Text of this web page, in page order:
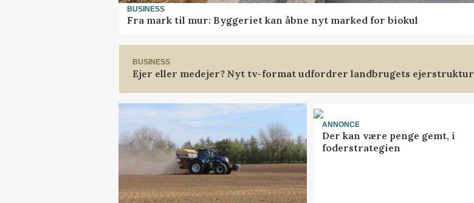
BUSINESS
Fra mark til mur: Byggeriet kan åbne nyt marked for biokul
BUSINESS
Ejer eller medejer? Nyt tv-format udfordrer landbrugets ejerstruktur
ANNONCE
Der kan være penge gemt, i
foderstrategien